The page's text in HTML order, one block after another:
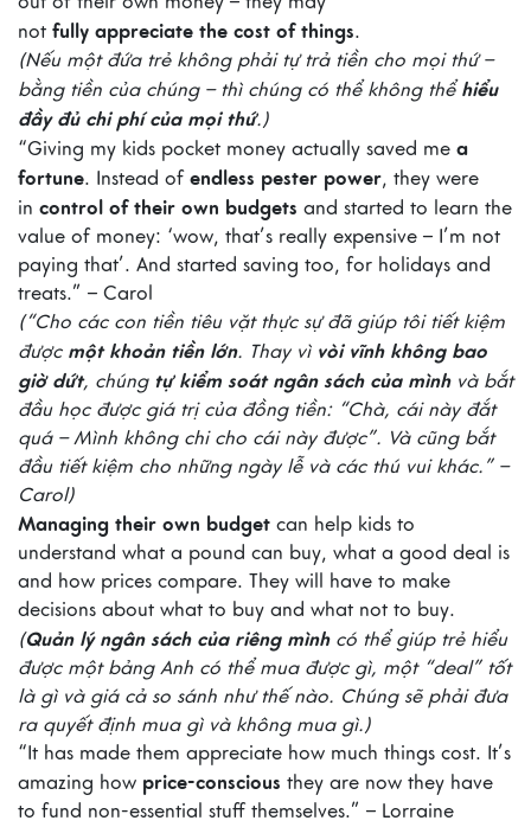
not fully appreciate the cost of things.
(Nếu một đứa trẻ không phải tự trả tiền cho mọi thứ –
bằng tiền của chúng – thì chúng có thể không thể hiểu
đầy đủ chi phí của mọi thứ.)
“Giving my kids pocket money actually saved me a
fortune. Instead of endless pester power, they were
in control of their own budgets and started to learn the
value of money: ‘wow, that’s really expensive – I’m not
paying that’. And started saving too, for holidays and
treats.” – Carol
(“Cho các con tiền tiêu vặt thực sự đã giúp tôi tiết kiệm
được một khoản tiền lớn. Thay vì vòi vĩnh không bao
giờ dứt, chúng tự kiểm soát ngân sách của mìnhvà bắt
đầu học được giá trị của đồng tiền: “Chà, cái này đắt
quá – Mình không chi cho cái này được”. Và cũng bắt
đầu tiết kiệm cho những ngày lễ và các thú vui khác.” –
Carol)
Managing their own budget can help kids to
understand what a pound can buy, what a good deal is
and how prices compare. They will have to make
decisions about what to buy and what not to buy.
(Quản lý ngân sách của riêng mìnhcó thể giúp trẻ hiểu
được một bảng Anh có thể mua được gì, một “deal” tốt
là gì và giá cả so sánh như thế nào. Chúng sẽ phải đưa
ra quyết định mua gì và không mua gì.)
“It has made them appreciate how much things cost. It’s
amazing how price-conscious they are now they have
to fund non-essential stuff themselves.” – Lorraine